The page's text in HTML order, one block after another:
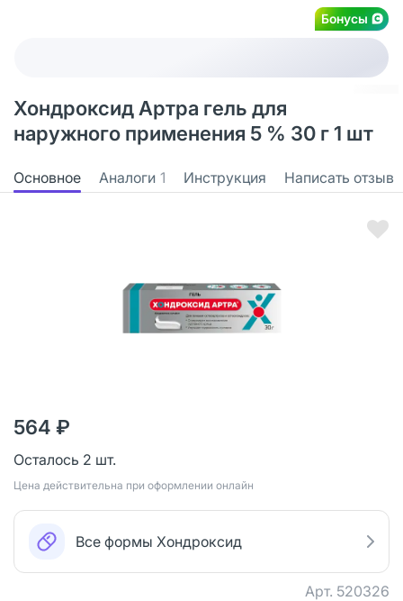
Бонусы
Хондроксид Артра гель для
наружного применения 5 % 30 г 1 шт
Основное Аналоги 1 Инструкция Написать отзыв
564 ₽
Осталось 2 шт.
Цена действительна при оформлении онлайн
Все формы Хондроксид
Арт. 520326